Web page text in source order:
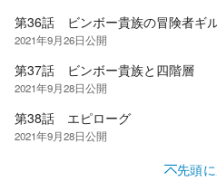
第36話 ビンボー貴族の冒険者ギ
2021年9月26日公開
第37話 ビンボー貴族と四階層
2021年9月28日公開
第38話 エピローグ
2021年9月28日公開
先頭